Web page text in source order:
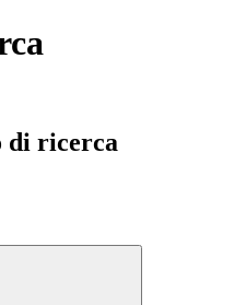
di ricerca